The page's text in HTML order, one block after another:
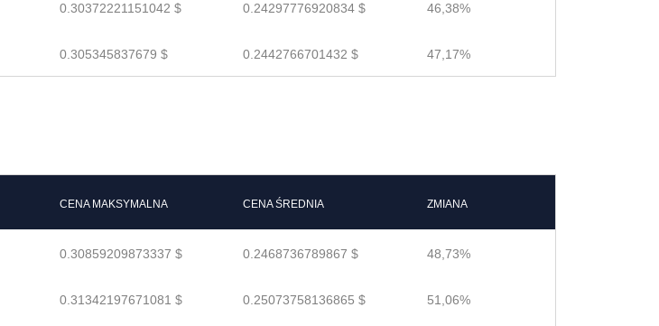
0.30372221151042 $ 0.24297776920834 $ 46,38%
0.305345837679 $ 0.2442766701432 $ 47,17%
CENA MAKSYMALNA CENA ŚREDNIA ZMIANA
0.30859209873337 $ 0.2468736789867 $ 48,73%
0.31342197671081 $ 0.25073758136865 $ 51,06%